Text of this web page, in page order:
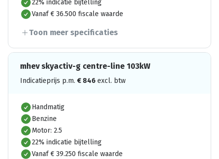
22% indicatie bijtelling
Vanaf € 36.500 fiscale waarde
Toon meer specificaties
mhev skyactiv-g centre-line 103kW
Indicatieprijs p.m. € 846 excl. btw
Handmatig
Benzine
Motor: 2.5
22% indicatie bijtelling
Vanaf € 39.250 fiscale waarde